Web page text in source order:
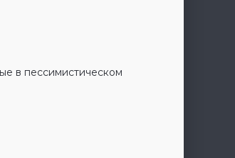
в пессимистическом